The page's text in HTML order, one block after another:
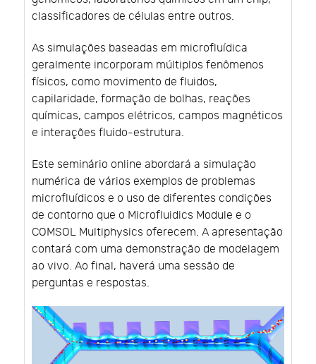
classificadores de células entre outros.
As simulações baseadas em microfluídica
geralmente incorporam múltiplos fenômenos
físicos, como movimento de fluidos,
capilaridade, formação de bolhas, reações
químicas, campos elétricos, campos magnéticos
e interações fluido-estrutura.
Este seminário online abordará a simulação
numérica de vários exemplos de problemas
microfluídicos e o uso de diferentes condições
de contorno que o Microfluidics Module e o
COMSOL Multiphysics oferecem. A apresentação
contará com uma demonstração de modelagem
ao vivo. Ao final, haverá uma sessão de
perguntas e respostas.